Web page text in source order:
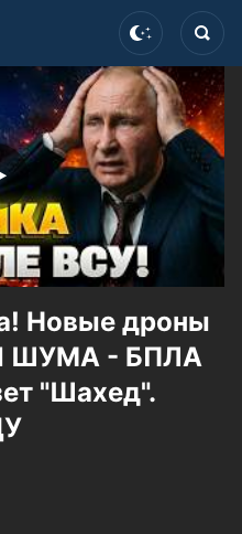
Новые дроны
ШУМА - БПЛА
"Шахед".